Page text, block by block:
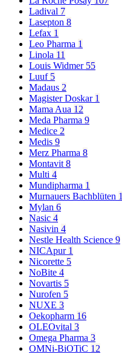
Ladival 7
Lasepton 8
Lefax 1
Leo Pharma 1
Linola 11
Louis Widmer 55
Luuf 5
Madaus 2
Magister Doskar 1
Mama Aua 12
Meda Pharma 9
Medice 2
Medis 9
Merz Pharma 8
Montavit 8
Multi 4
Mundipharma 1
Murnauers Bachblüten 1
Mylan 6
Nasic 4
Nasivin 4
Nestle Health Science 9
NICApur 1
Nicorette 5
NoBite 4
Novartis 5
Nurofen 5
NUXE 3
Oekopharm 16
OLEOvital 3
Omega Pharma 3
OMNi-BiOTiC 12